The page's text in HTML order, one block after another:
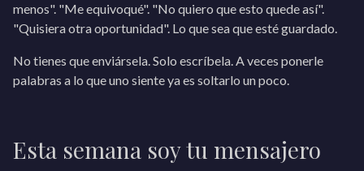
menos". "Me equivoqué". "No quiero que esto quede así".
"Quisiera otra oportunidad". Lo que sea que esté guardado.
No tienes que enviársela. Solo escríbela. A veces ponerle
palabras a lo que uno siente ya es soltarlo un poco.
Esta semana soy tu mensajero